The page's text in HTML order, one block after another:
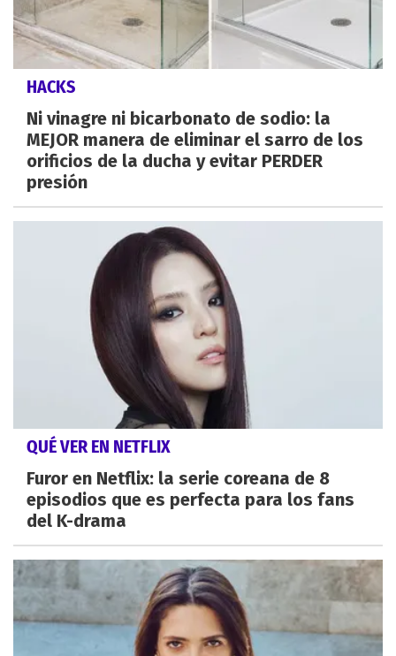
HACKS
Ni vinagre ni bicarbonato de sodio: la
MEJOR manera de eliminar el sarro de los
orificios de la ducha y evitar PERDER
presión
QUÉ VER EN NETFLIX
Furor en Netflix: la serie coreana de 8
episodios que es perfecta para los fans
del K-drama